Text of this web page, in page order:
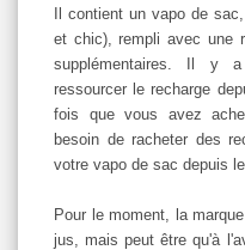
Il contient un vapo de
et chic), rempli avec une
supplémentaires. Il y
ressourcer le recharge
fois que vous avez
besoin de racheter des
votre vapo de sac depuis
Pour le moment, la
jus, mais peut être qu'à